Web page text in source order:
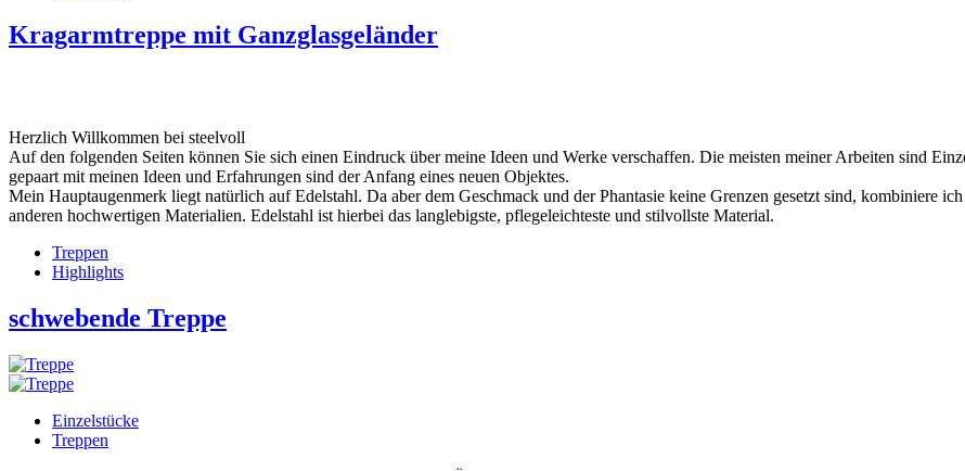
Kragarmtreppe mit Ganzglasgeländer
Herzlich Willkommen bei steelvoll
Auf den folgenden Seiten können Sie sich einen Eindruck über meine Ideen und Werke verschaffen. Die meisten meiner Arbeiten sind
gepaart mit meinen Ideen und Erfahrungen sind der Anfang eines neuen Objektes.
Mein Hauptaugenmerk liegt natürlich auf Edelstahl. Da aber dem Geschmack und der Phantasie keine Grenzen gesetzt sind, kombiniere
anderen hochwertigen Materialien. Edelstahl ist hierbei das langlebigste, pflegeleichteste und stilvollste Material.
Treppen
Highlights
schwebende Treppe
Einzelstücke
Treppen